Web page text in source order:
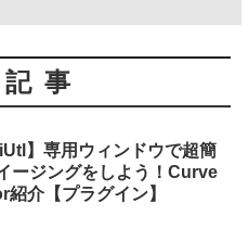
事
】専用ウィンドウで超簡
ージングをしよう！Curve
紹介【プラグイン】